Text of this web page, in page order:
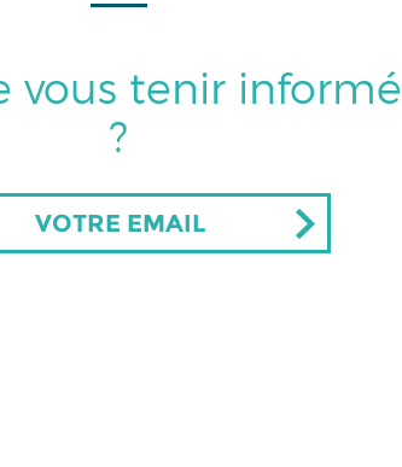
vous tenir informé
?
VOTRE EMAIL